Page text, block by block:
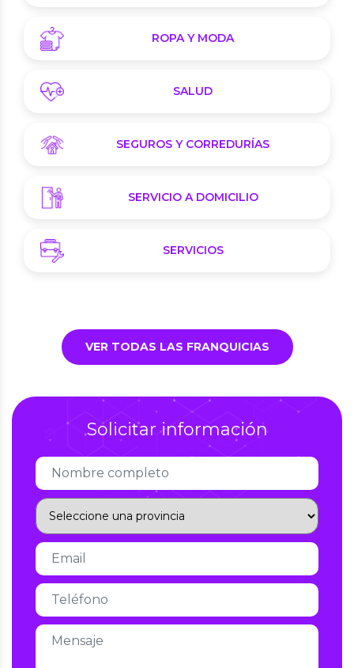
ROPA Y MODA
SALUD
SEGUROS Y CORREDURÍAS
SERVICIO A DOMICILIO
SERVICIOS
VER TODAS LAS FRANQUICIAS
Solicitar información